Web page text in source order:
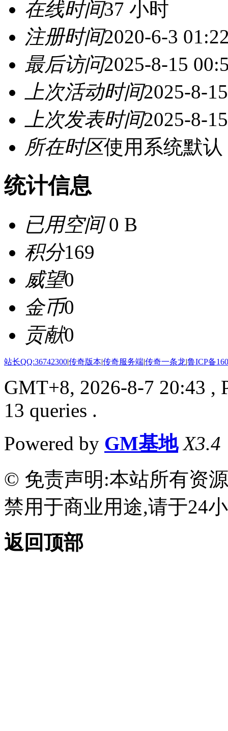
在线时间37 小时
注册时间2020-6-3
最后访问2025-8-15
上次活动时间2025-8-
上次发表时间2025-8-
所在时区使用系统默认
统计信息
已用空间0 B
积分169
威望0
金币0
贡献0
站长QQ:36742300|传奇版本|传奇服务端|传奇一条龙|鲁ICP备
GMT+8, 2026-8-7 20:43 ,
13 queries .
Powered by GM基地 X3.4
© 免责声明:本站所有资
禁用于商业用途,请于24
返回顶部